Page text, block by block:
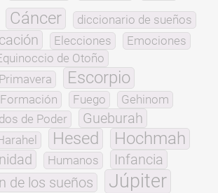
Cáncer
diccionario de sueños
Elecciones
Emociones
de Otoño
Escorpio
Formación Fuego Gehinom
de Poder Gueburah
Hesed Hochmah
Humanos
Infancia
de los sueños
Júpiter